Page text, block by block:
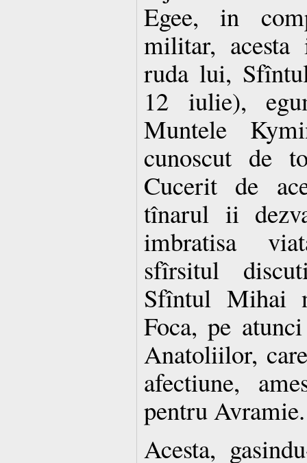
Egee, in
militar,
ruda lui,
12 iulie),
Muntele
cunoscut de
Cucerit de
tînarul ii
imbratisa
sfîrsitul
Sfîntul Mihai
Foca, pe
Anatoliilor,
afectiune,
pentru Avramie.
Acesta,